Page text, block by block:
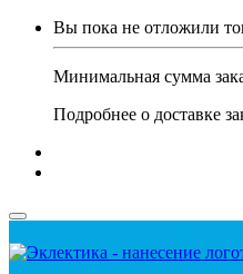
Вы пока не отложили
Минимальная сумма
Подробнее о доставке